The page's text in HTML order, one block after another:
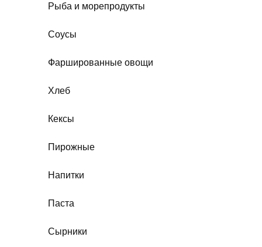
Рыба и морепродукты
Соусы
Фаршированные овощи
Хлеб
Кексы
Пирожные
Напитки
Паста
Сырники